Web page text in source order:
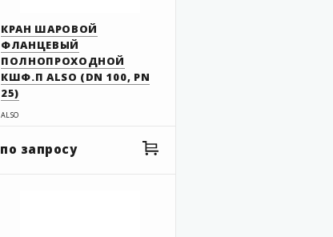
8"
1/2"
3/4"
СБРОСИТЬ ФИЛЬТР
КРАН ШАРОВОЙ
ФЛАНЦЕВЫЙ
ПОЛНОПРОХОДНОЙ
КШФ.П ALSO (DN 100, PN
25)
ALSO
по запросу